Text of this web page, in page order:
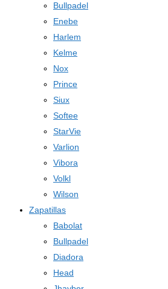
Bullpadel
Enebe
Harlem
Kelme
Nox
Prince
Siux
Softee
StarVie
Varlion
Vibora
Volkl
Wilson
Zapatillas
Babolat
Bullpadel
Diadora
Head